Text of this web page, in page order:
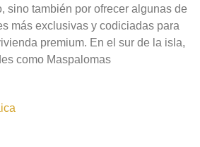
sino también por ofrecer algunas de
más exclusivas y codiciadas para
premium. En el sur de la isla,
como Maspalomas